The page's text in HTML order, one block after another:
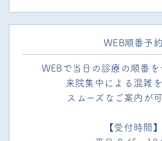
WEB順番予約
WEBで当日の診療の順番を
来院集中による混雑を
スムーズなご案内が可
【受付時間】